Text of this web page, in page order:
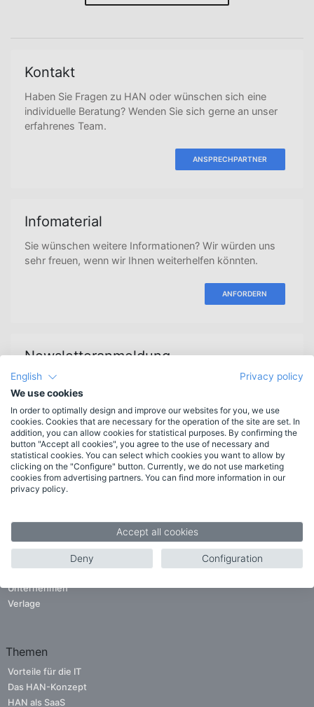
Kontakt
Haben Sie Fragen zu HAN oder wünschen sich eine
individuelle Beratung? Wenden Sie sich gerne an unser
erfahrenes Team.
ANSPRECHPARTNER
Infomaterial
Sie wünschen weitere Informationen? Wir würden uns
sehr freuen, wenn wir Ihnen weiterhelfen könnten.
ANFORDERN
Newsletteranmeldung
Erscheint 3-4mal jährlich.
Funktionen
Neu in HAN 6
Weitere Funktionen
Systemvoraussetzungen
Zielgruppen
Unternehmen
Verlage
Themen
Vorteile für die IT
Das HAN-Konzept
HAN als SaaS
English
Privacy policy
We use cookies
In order to optimally design and improve our websites for you, we use
cookies. Cookies that are necessary for the operation of the site are set. In
addition, you can allow cookies for statistical purposes. By confirming the
button "Accept all cookies", you agree to the use of necessary and
statistical cookies. You can select which cookies you want to allow by
clicking on the "Configure" button. Currently, we do not use marketing
cookies from advertising partners. You can find more information in our
privacy policy.
Accept all cookies
Deny Configuration